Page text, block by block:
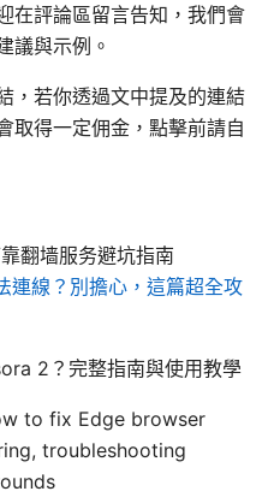
在評論區留言告知，我們會
議與示例。
，若你透過文中提及的連結
取得一定佣金，點擊前請自
翻墙服务避坑指南
線？別擔心，這篇超全攻
2？完整指南與使用教學
to fix Edge browser
troubleshooting